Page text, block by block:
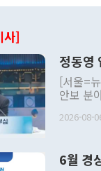
사]
정동영
[서울=
안보 분
발언 중
주의적
2026-08-
6월 경